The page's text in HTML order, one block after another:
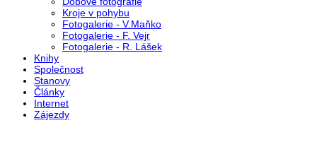
Kroje v pohybu
Fotogalerie - V.Maňko
Fotogalerie - F. Vejr
Fotogalerie - R. Lášek
Knihy
Společnost
Stanovy
Články
Internet
Zájezdy